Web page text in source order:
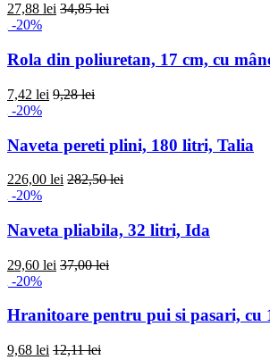
27,88 lei 34,85 lei
-20%
Rola din poliuretan, 17 cm, cu
7,42 lei 9,28 lei
-20%
Naveta pereti plini, 180 litri, Talia
226,00 lei 282,50 lei
-20%
Naveta pliabila, 32 litri, Ida
29,60 lei 37,00 lei
-20%
Hranitoare pentru pui si pasari, cu
9,68 lei 12,11 lei